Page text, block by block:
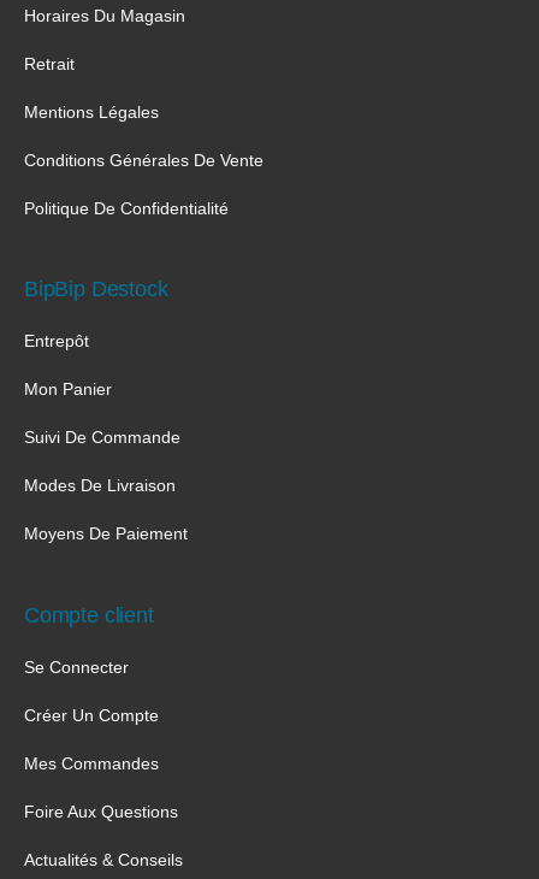
Horaires Du Magasin
Retrait
Mentions Légales
Conditions Générales De Vente
Politique De Confidentialité
BipBip Destock
Entrepôt
Mon Panier
Suivi De Commande
Modes De Livraison
Moyens De Paiement
Compte client
Se Connecter
Créer Un Compte
Mes Commandes
Foire Aux Questions
Actualités & Conseils